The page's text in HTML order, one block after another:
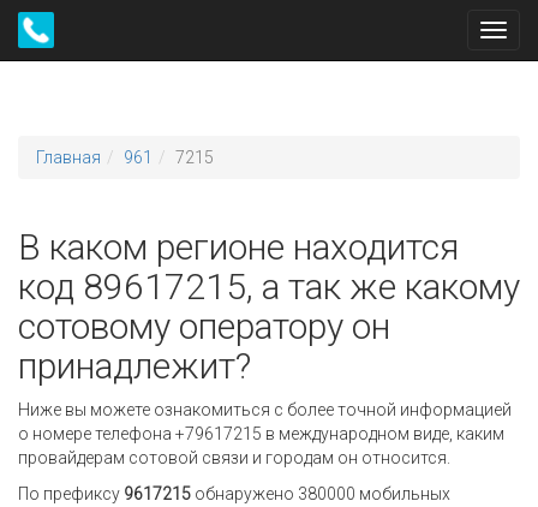
Главная 961 7215
В каком регионе находится
код 89617215, а так же какому
сотовому оператору он
принадлежит?
Ниже вы можете ознакомиться с более точной информацией
о номере телефона +79617215 в международном виде, каким
провайдерам сотовой связи и городам он относится.
По префиксу 9617215 обнаружено 380000 мобильных